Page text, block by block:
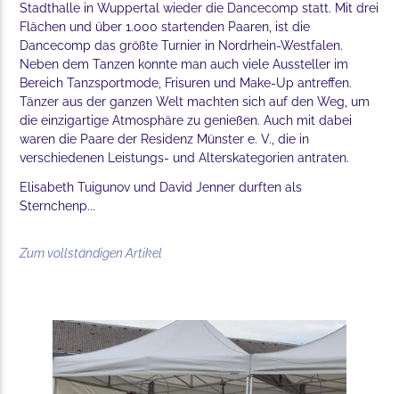
Stadthalle in Wuppertal wieder die Dancecomp statt. Mit drei
Flächen und über 1.000 startenden Paaren, ist die
Dancecomp das größte Turnier in Nordrhein-Westfalen.
Neben dem Tanzen konnte man auch viele Aussteller im
Bereich Tanzsportmode, Frisuren und Make-Up antreffen.
Tänzer aus der ganzen Welt machten sich auf den Weg, um
die einzigartige Atmosphäre zu genießen. Auch mit dabei
waren die Paare der Residenz Münster e. V., die in
verschiedenen Leistungs- und Alterskategorien antraten.
Elisabeth Tuigunov und David Jenner durften als
Sternchenp...
Zum vollständigen Artikel